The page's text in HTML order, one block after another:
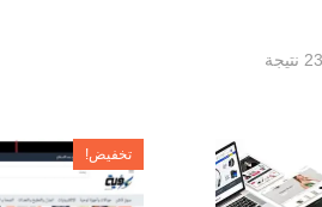
الأحدث
تخفيض!